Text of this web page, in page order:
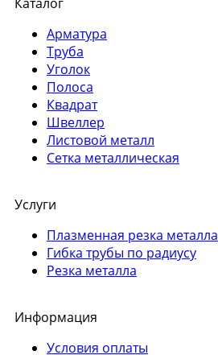
Арматура
Труба
Уголок
Полоса
Квадрат
Швеллер
Листовой металл
Сетка металлическая
Услуги
Плазменная резка металла
Гибка трубы по радиусу
Резка металла
Информация
Условия оплаты